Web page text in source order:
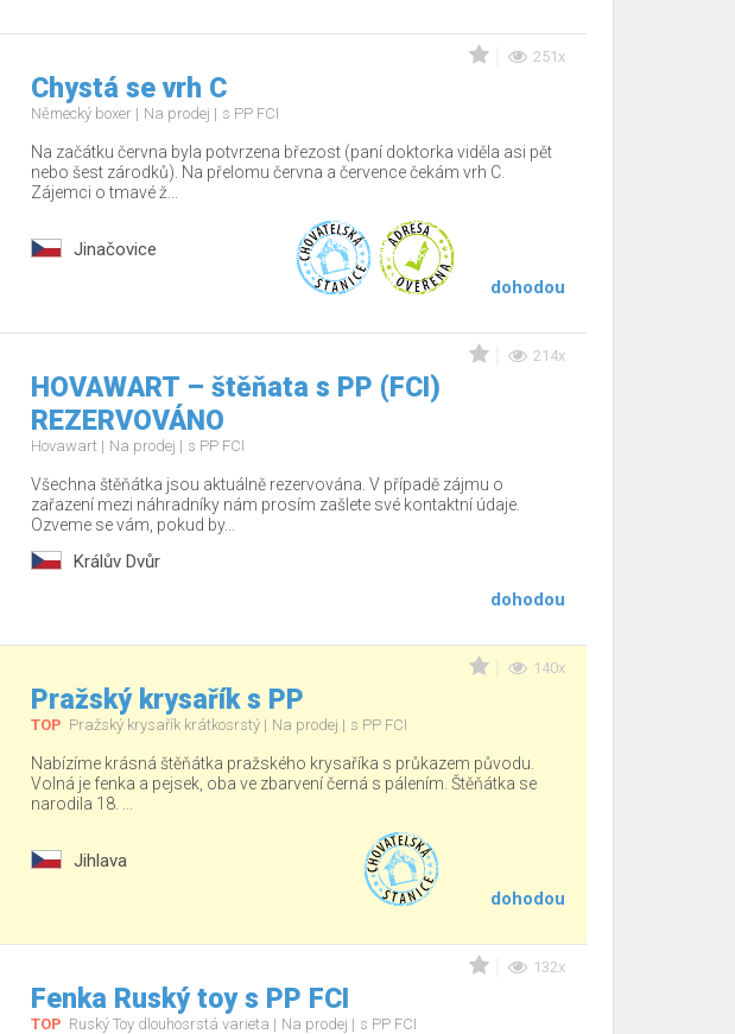
251x
Chystá se vrh C
Německý boxer Na prodej s PP FCI
Na začátku června byla potvrzena březost (paní doktorka viděla asi pět
nebo šest zárodků). Na přelomu června a července čekám vrh C.
Zájemci o tmavé ž...
Jinačovice
dohodou
214x
HOVAWART – štěňata s PP (FCI)
REZERVOVÁNO
Hovawart Na prodej s PP FCI
Všechna štěňátka jsou aktuálně rezervována. V případě zájmu o
zařazení mezi náhradníky nám prosím zašlete své kontaktní údaje.
Ozveme se vám, pokud by...
Králův Dvůr
dohodou
140x
Pražský krysařík s PP
TOP Pražský krysařík krátkosrstý Na prodej s PP FCI
Nabízíme krásná štěňátka pražského krysaříka s průkazem původu.
Volná je fenka a pejsek, oba ve zbarvení černá s pálením. Štěňátka se
narodila 18. ...
Jihlava
dohodou
132x
Fenka Ruský toy s PP FCI
TOP Ruský Toy dlouhosrstá varieta Na prodej s PP FCI